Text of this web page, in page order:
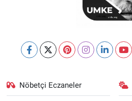
Nöbetçi Eczaneler